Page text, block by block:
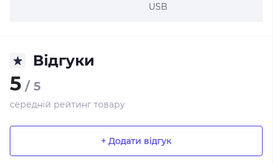
USB
Відгуки
5 / 5
середній рейтинг товару
+ Додати відгук